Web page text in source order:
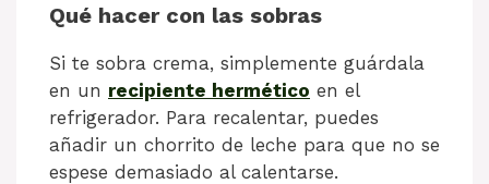
Qué hacer con las sobras
Si te sobra crema, simplemente guárdala
en un recipiente hermético en el
refrigerador. Para recalentar, puedes
añadir un chorrito de leche para que no se
espese demasiado al calentarse.